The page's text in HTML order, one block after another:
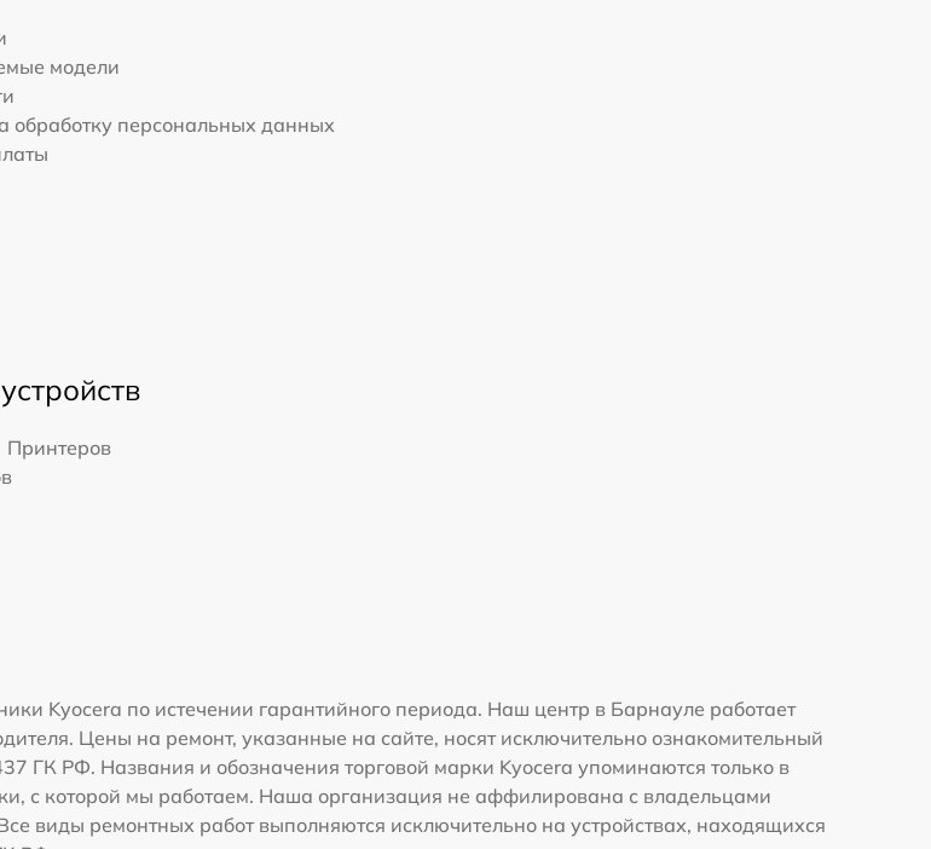
модели
обработку персональных данных
Принтеров
Kyocera по истечении гарантийного периода. Наш центр в Барнауле работает
Цены на ремонт, указанные на сайте, носят исключительно ознакомительный
ГК РФ. Названия и обозначения торговой марки Kyocera упоминаются только в
с которой мы работаем. Наша организация не аффилирована с владельцами
виды ремонтных работ выполняются исключительно на устройствах, находящихся